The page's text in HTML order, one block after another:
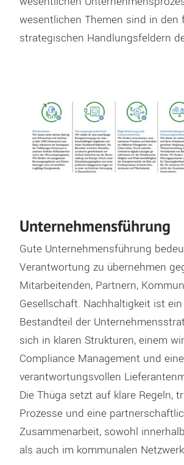
wesentlichen Themen sind in den
strategischen Handlungsfeldern
Unternehmensführung
GuteUnternehmensführung
Verantwortung zu übernehmen
Mitarbeitenden, Partnern,
Gesellschaft. Nachhaltigkeit ist
Bestandteil der
sich in klaren Strukturen, einem
Compliance Management und
verantwortungsvollen
Die Thüga setzt auf klare Regeln,
Prozesse und eine
Zusammenarbeit, sowohl
als auch im kommunalen